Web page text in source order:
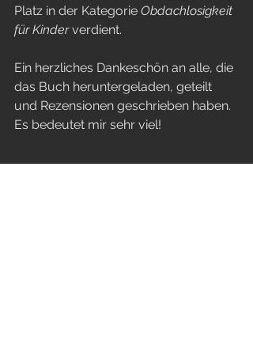
Platz in der Kategorie Obdachlosigkeit
für Kinder verdient.
Ein herzliches Dankeschön an alle, die
das Buch heruntergeladen, geteilt
und Rezensionen geschrieben haben.
Es bedeutet mir sehr viel!